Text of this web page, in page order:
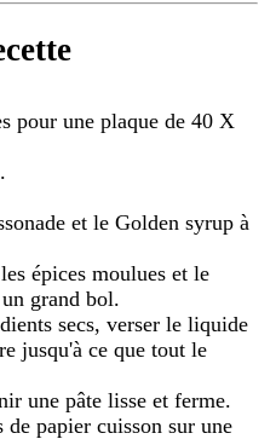
pour une plaque de 40 X
et le Golden syrup à
épices moulues et le
grand bol.
secs, verser le liquide
jusqu'à ce que tout le
une pâte lisse et ferme.
papier cuisson sur une